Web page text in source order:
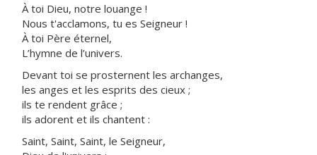
À toi Dieu, notre louange !
Nous t'acclamons, tu es Seigneur !
À toi Père éternel,
L’hymne de l’univers.
Devant toi se prosternent les archanges,
les anges et les esprits des cieux ;
ils te rendent grâce ;
ils adorent et ils chantent :
Saint, Saint, Saint, le Seigneur,